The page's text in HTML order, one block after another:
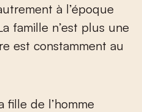
à l’époque
famille n’est plus une
est constamment au
fille de l’homme